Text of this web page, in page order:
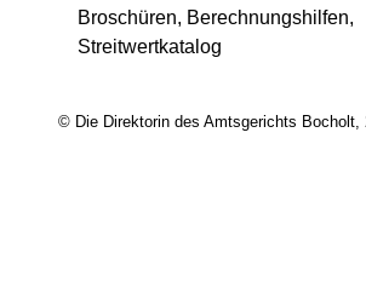
Broschüren, Berechnungshilfen,
Streitwertkatalog
© Die Direktorin des Amtsgerichts Bocholt,